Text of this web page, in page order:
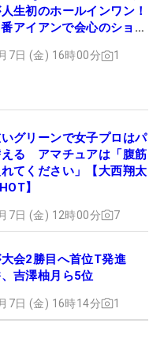
生初のホールインワン！
アイアンで会心のショッ
7日 (金) 16時00分 1
グリーンで女子プロはパ
える アマチュアは「腹筋
てください」【大西翔太
】
7日 (金) 12時00分 7
会2勝目へ首位T発進
吉澤柚月ら5位
7日 (金) 16時14分 1